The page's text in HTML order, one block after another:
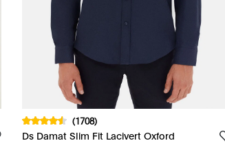
(1708)
Ds Damat Slim Fit Lacivert Oxford